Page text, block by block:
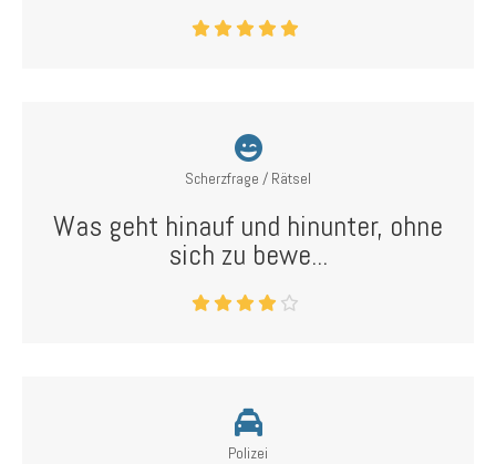
Scherzfrage / Rätsel
Was geht hinauf und hinunter, ohne
sich zu bewe...
Polizei